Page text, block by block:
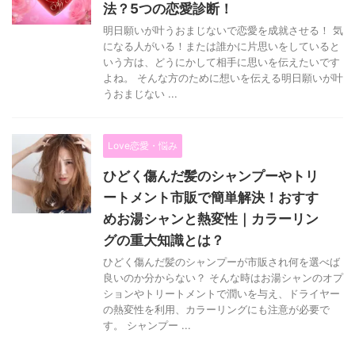
法？5つの恋愛診断！
明日願いが叶うおまじないで恋愛を成就させる！ 気
になる人がいる！または誰かに片思いをしていると
いう方は、どうにかして相手に思いを伝えたいです
よね。 そんな方のために想いを伝える明日願いが叶
うおまじない ...
Love恋愛・悩み
ひどく傷んだ髪のシャンプーやトリ
ートメント市販で簡単解決！おすす
めお湯シャンと熱変性｜カラーリン
グの重大知識とは？
ひどく傷んだ髪のシャンプーが市販され何を選べば
良いのか分からない？ そんな時はお湯シャンのオプ
ションやトリートメントで潤いを与え、ドライヤー
の熱変性を利用、カラーリングにも注意が必要で
す。 シャンプー ...